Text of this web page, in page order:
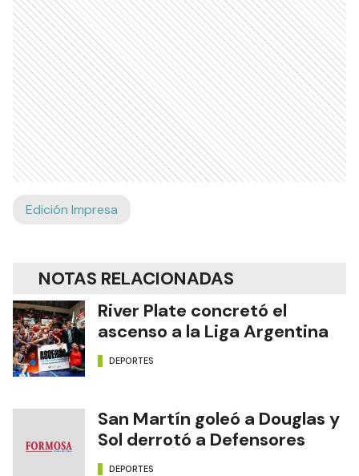
Edición Impresa
NOTAS RELACIONADAS
River Plate concretó el
ascenso a la Liga Argentina
DEPORTES
San Martín goleó a Douglas y
Sol derrotó a Defensores
DEPORTES